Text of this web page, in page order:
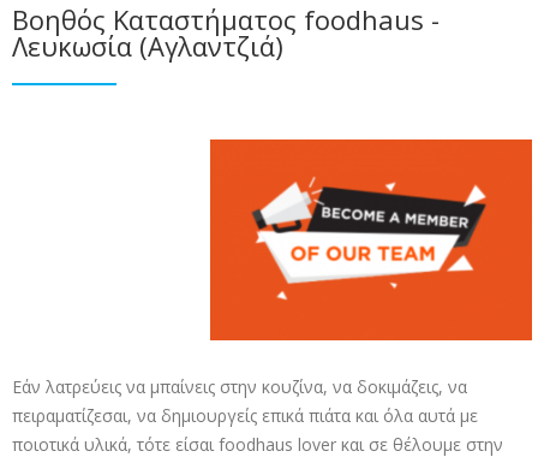
Βοηθός Καταστήματος foodhaus -
Λευκωσία (Αγλαντζιά)
Εάν λατρεύεις να μπαίνεις στην κουζίνα, να δοκιμάζεις, να
πειραματίζεσαι, να δημιουργείς επικά πιάτα και όλα αυτά με
ποιοτικά υλικά, τότε είσαι foodhaus lover και σε θέλουμε στην